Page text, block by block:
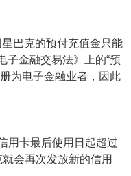
巴克的预付充值金只能
子金融交易法》上的“预
为电子金融业者，因此
用卡最后使用日起超过
会再次发放新的信用